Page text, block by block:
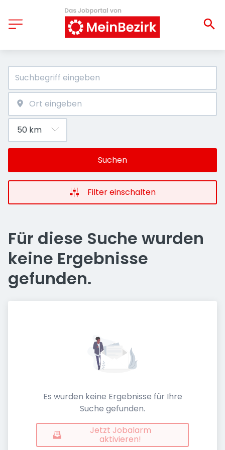
Suchen
Filter einschalten
Für diese Suche wurden
keine Ergebnisse
gefunden.
Es wurden keine Ergebnisse für Ihre
Suche gefunden.
Jetzt Jobalarm
aktivieren!